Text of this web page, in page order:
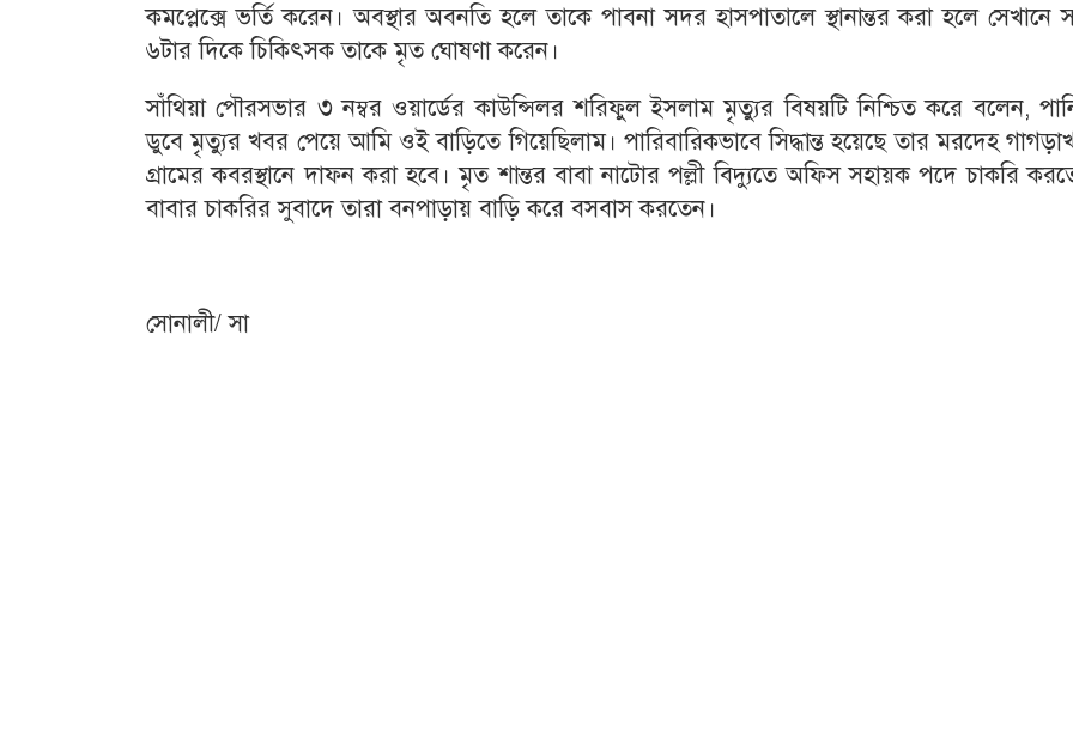
কমপ্লেক্সে ভর্তি করেন। অবস্থার অবনতি হলে তাকে পাবনা সদর হাসপাতালে স্থানান্তর করা হলে সেখানে
৬টার দিকে চিকিৎসক তাকে মৃত ঘোষণা করেন।
সাঁথিয়া পৌরসভার ৩ নম্বর ওয়ার্ডের কাউন্সিলর শরিফুল ইসলাম মৃত্যুর বিষয়টি নিশ্চিত করে বলেন,
ডুবে মৃত্যুর খবর পেয়ে আমি ওই বাড়িতে গিয়েছিলাম। পারিবারিকভাবে সিদ্ধান্ত হয়েছে তার মরদেহ
গ্রামের কবরস্থানে দাফন করা হবে। মৃত শান্তর বাবা নাটোর পল্লী বিদ্যুতে অফিস সহায়ক পদে চাকরি
বাবার চাকরির সুবাদে তারা বনপাড়ায় বাড়ি করে বসবাস করতেন।
সোনালী/ সা